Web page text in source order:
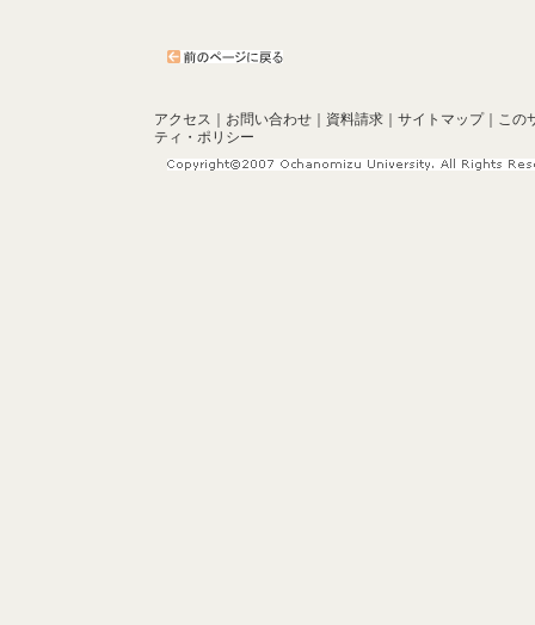
アクセス お問い合わせ 資料請求 サイトマップ｜ この
ティ・ポリシー